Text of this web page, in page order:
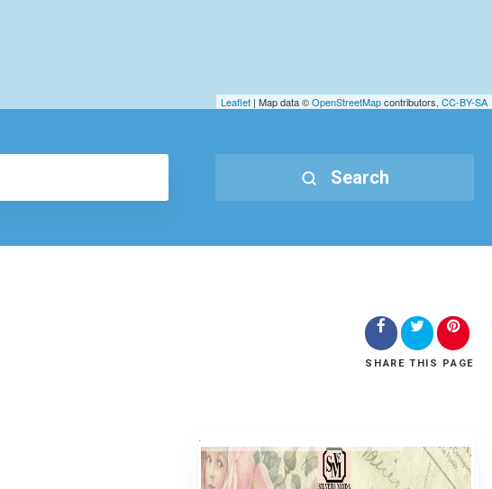
Leaflet | Map data ©OpenStreetMapcontributors, CC-BY-SA
Search
SHARE THIS PAGE
.